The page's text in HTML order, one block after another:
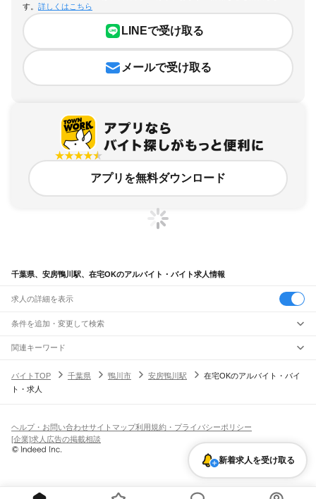
す。 詳しくはこちら
LINEで受け取る
メールで受け取る
アプリを無料ダウンロード
千葉県、安房鴨川駅、在宅OKのアルバイト・バイト求人情報
求人の詳細を表示
条件を追加・変更して検索
市区町村を追加・変更
千葉県すべて
千葉市
旭市習志野市柏市勝浦市市原市流山市八千代市我孫子市鴨川市鎌ケ谷市
君津市富津市浦安市 印西市白井市富里市南房総市
匝瑳市香取市 印旛郡 香取郡山武郡 長生郡夷隅郡
駅を追加・変更
JR中央・総武線
市川駅本八幡駅下総中山駅 津田沼駅幕張本郷駅幕張駅
新検見川駅
南酒々井駅
日向駅 横芝駅飯倉駅 干潟駅
職種を追加・変更
飲食・フードサービスすべて
ホールスタッフキッチンスタッフ
パン屋（ベーカリー）
バー（BAR）・バーテンダー
飲食店（店長・マネージャー）
営業テレフォンアポインター（テレアポ） ルートセールス
人気
日払いOK高校生歓迎 髪型・髪色自由
留学生・外国人活躍中
シフト
雇用形態を追加・変更
派遣社員
関連キーワード
バイトTOP
千葉県 鴨川市 安房鴨川駅
在宅OKのアルバイト・バイ
ト・求人
新着求人を受け取る
ヘルプ・お問い合わせサイトマップ利用規約・プライバシーポリシー
[企業]求人広告の掲載相談